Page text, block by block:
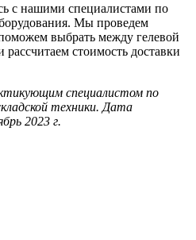
с нашими специалистами по
Мы проведем
выбрать между гелевой
стоимость доставки
специалистом по
техники. Дата
2023 г.